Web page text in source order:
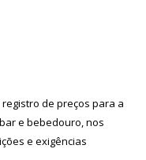
de preços para a
e bebedouro, nos
e exigências